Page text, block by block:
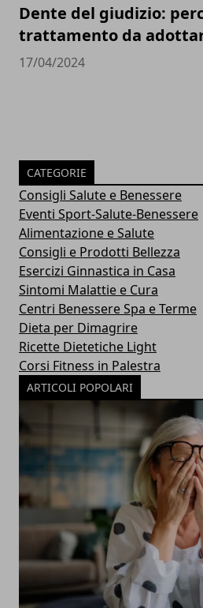
Dente del giudizio:
trattamento da
17/04/2024
CATEGORIE
Consigli Salute e Benessere
Eventi Sport-Salute-Benessere
Alimentazione e Salute
Consigli e Prodotti Bellezza
Esercizi Ginnastica in Casa
Sintomi Malattie e Cura
Centri Benessere Spa e Terme
Dieta per Dimagrire
Ricette Dietetiche Light
Corsi Fitness in Palestra
ARTICOLI POPOLARI